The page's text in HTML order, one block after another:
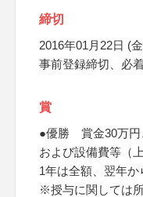
締切
2016年01月22日 (
事前登録締切、必
賞
●優勝 賞金30万円
および設備費等（
1年は全額、翌年か
※授与に関しては